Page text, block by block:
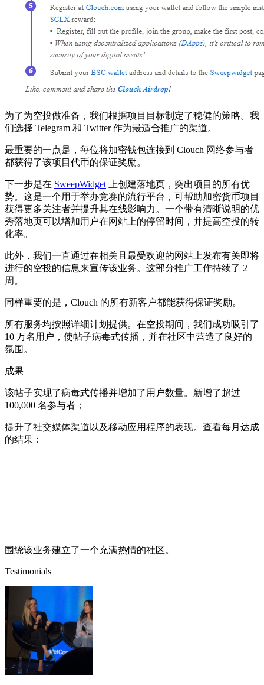
为了为空投做准备，我们根据项目目标制定了稳健的策略。我
们选择 Telegram 和 Twitter 作为最适合推广的渠道。
最重要的一点是，每位将加密钱包连接到 Clouch 网络参与者
都获得了该项目代币的保证奖励。
下一步是在 SweepWidget 上创建落地页 ，突出项目的所有优
势。这是一个用于举办竞赛的流行平台，可帮助加密货币项目
获得更多关注者并提升其在线影响力。一个带有清晰说明的优
秀落地页可以增加用户在网站上的停留时间，并提高空投的转
化率。
此外，我们一直通过在相关且最受欢迎的网站上发布有关即将
进行的空投的信息来宣传该业务。这部分推广工作持续了 2
周。
同样重要的是，Clouch 的所有新客户都能获得保证奖励。
所有服务均按照详细计划提供。在空投期间，我们成功吸引了
10 万名用户，使帖子病毒式传播，并在社区中营造了良好的
氛围。
成果
该帖子实现了病毒式传播并增加了用户数量。新增了超过
100,000 名参与者；
提升了社交媒体渠道以及移动应用程序的表现。查看每月达成
的结果：
围绕该业务建立了一个充满热情的社区。
Testimonials